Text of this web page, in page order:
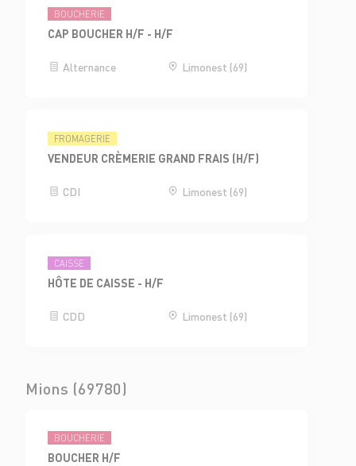
BOUCHERIE
CAP BOUCHER H/F - H/F
Alternance Limonest (69)
FROMAGERIE
VENDEUR CRÈMERIE GRAND FRAIS (H/F)
CDI Limonest (69)
CAISSE
HÔTE DE CAISSE - H/F
CDD Limonest (69)
Mions (69780)
BOUCHERIE
BOUCHER H/F